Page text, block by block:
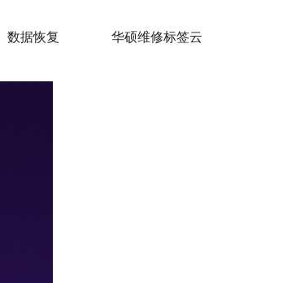
数据恢复 华硕维修标签云